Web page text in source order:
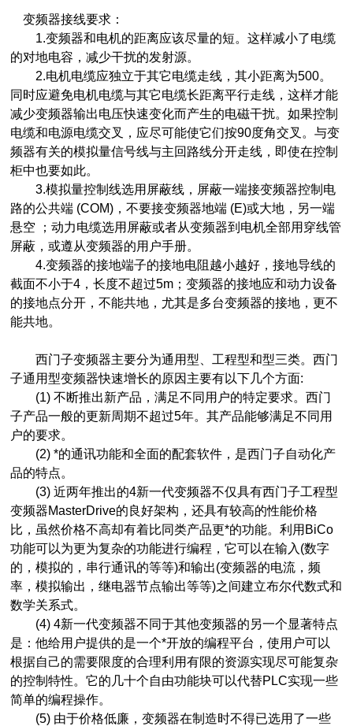
变频器接线要求：
1.变频器和电机的距离应该尽量的短。这样减小了电缆
的对地电容，减少干扰的发射源。
2.电机电缆应独立于其它电缆走线，其小距离为500。
同时应避免电机电缆与其它电缆长距离平行走线，这样才能
减少变频器输出电压快速变化而产生的电磁干扰。如果控制
电缆和电源电缆交叉，应尽可能使它们按90度角交叉。与变
频器有关的模拟量信号线与主回路线分开走线，即使在控制
柜中也要如此。
3.模拟量控制线选用屏蔽线，屏蔽一端接变频器控制电
路的公共端 (COM)，不要接变频器地端 (E)或大地，另一端
悬空 ；动力电缆选用屏蔽或者从变频器到电机全部用穿线管
屏蔽，或遵从变频器的用户手册。
4.变频器的接地端子的接地电阻越小越好，接地导线的
截面不小于4，长度不超过5m；变频器的接地应和动力设备
的接地点分开，不能共地，尤其是多台变频器的接地，更不
能共地。
西门子变频器主要分为通用型、工程型和型三类。西门
子通用型变频器快速增长的原因主要有以下几个方面:
(1) 不断推出新产品，满足不同用户的特定要求。西门
子产品一般的更新周期不超过5年。其产品能够满足不同用
户的要求。
(2) *的通讯功能和全面的配套软件，是西门子自动化产
品的特点。
(3) 近两年推出的4新一代变频器不仅具有西门子工程型
变频器MasterDrive的良好架构，还具有较高的性能价格
比，虽然价格不高却有着比同类产品更*的功能。利用BiCo
功能可以为更为复杂的功能进行编程，它可以在输入(数字
的，模拟的，串行通讯的等等)和输出(变频器的电流，频
率，模拟输出，继电器节点输出等等)之间建立布尔代数式和
数学关系式。
(4) 4新一代变频器不同于其他变频器的另一个显著特点
是：他给用户提供的是一个*开放的编程平台，使用户可以
根据自己的需要限度的合理利用有限的资源实现尽可能复杂
的控制特性。它的几十个自由功能块可以代替PLC实现一些
简单的编程操作。
(5) 由于价格低廉，变频器在制造时不得已选用了一些